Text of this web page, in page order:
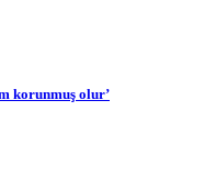
korunmuş olur’